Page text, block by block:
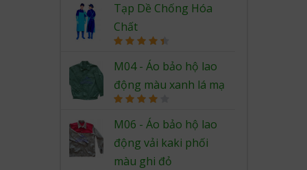
Tạp Dề Chống Hóa
Chất
out of 5
M04 - Áo bảo hộ lao
động màu xanh lá mạ
4.00out
of 5
M06 - Áo bảo hộ lao
động vải kaki phối
màu ghi đỏ